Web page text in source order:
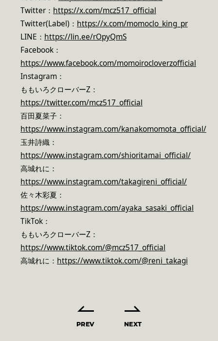
Twitter： https://x.com/mcz517_official
Twitter(Label)： https://x.com/momoclo_king_pr
LINE： https://lin.ee/rOpyQmS
Facebook：
https://www.facebook.com/momoirocloverzofficial
Instagram：
ももいろクローバーZ：
https://twitter.com/mcz517_official
百田夏菜子：
https://www.instagram.com/kanakomomota_official/
玉井詩織：
https://www.instagram.com/shioritamai_official/
高城れに：
https://www.instagram.com/takagireni_official/
佐々木彩夏：
https://www.instagram.com/ayaka_sasaki_official
TikTok：
ももいろクローバーZ：
https://www.tiktok.com/@mcz517_official
高城れに： https://www.tiktok.com/@reni_takagi
PREV NEXT